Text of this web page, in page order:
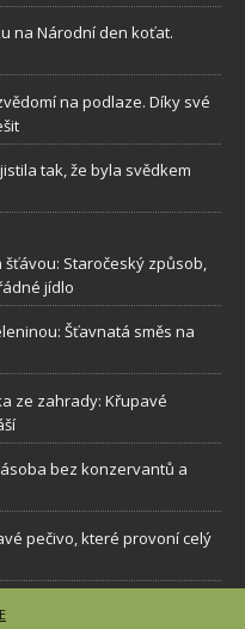
na Národní den koťat.
na podlaze. Díky své
tak, že byla svědkem
Staročeský způsob,
jídlo
Šťavnatá směs na
ze zahrady: Křupavé
bez konzervantů a
pečivo, které provoní celý